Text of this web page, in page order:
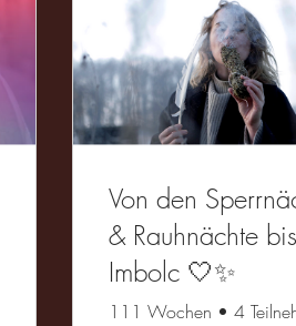
Von den
& Rauhnächte bis
Imbolc 🤍✨
111 Wochen • 4